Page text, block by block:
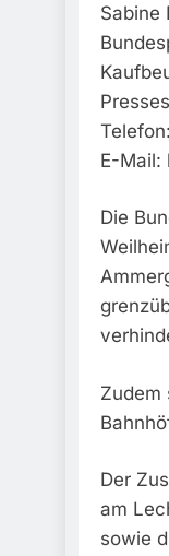
Sabine
E-Mail:
Die
Zudem
Der
am
sowie